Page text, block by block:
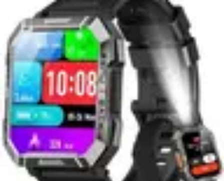
Urgence Alarme
Réaction en cas de déclenchementRéaction aux alertesPréparation et
réactivitéRéaction aux UrgencesRéaction aux alarmes
Urgence Alarme